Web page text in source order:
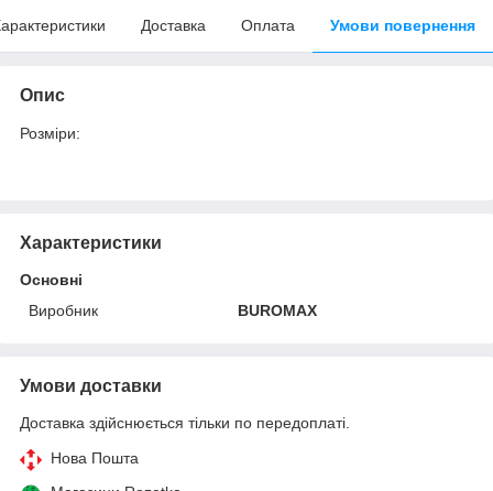
Доставка Оплата Умови повернення
Опис
Розміри:
Характеристики
Основні
Виробник
BUROMAX
Умови доставки
Доставка здійснюється тільки по передоплаті.
Нова Пошта